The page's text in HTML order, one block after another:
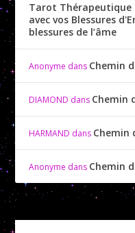
Tarot Thérapeutique
avec vos Blessures
blessures de l’âme
Anonyme dans Chemin
DIAMOND dans Chemin
HARMAND dans Chemin
Anonyme dans Chemin